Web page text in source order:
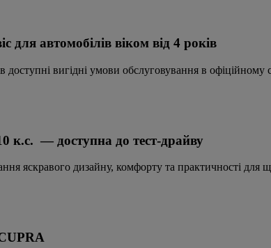
для автомобілів віком від 4 років
доступні вигідні умови обслуговування в офіційному
к.с. — доступна до тест-драйву
яскравого дизайну, комфорту та практичності для